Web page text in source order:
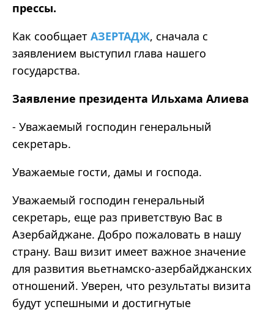
прессы.
Как сообщает АЗЕРТАДЖ, сначала с
заявлением выступил глава нашего
государства.
Заявление президента Ильхама Алиева
- Уважаемый господин генеральный
секретарь.
Уважаемые гости, дамы и господа.
Уважаемый господин генеральный
секретарь, еще раз приветствую Вас в
Азербайджане. Добро пожаловать в нашу
страну. Ваш визит имеет важное значение
для развития вьетнамско-азербайджанских
отношений. Уверен, что результаты визита
будут успешными и достигнутые